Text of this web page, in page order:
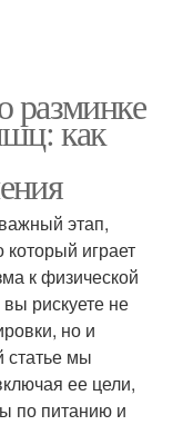
разминке
как
этап,
который играет
к физической
рискуете не
но и
статье мы
ее цели,
по питанию и